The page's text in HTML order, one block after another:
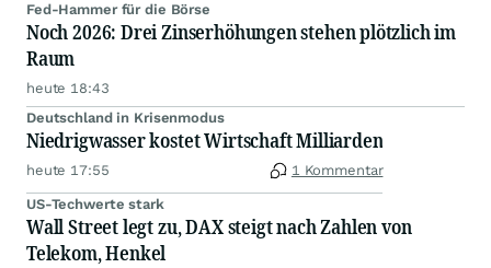
Fed-Hammer für die Börse
Noch 2026: Drei Zinserhöhungen stehen plötzlich im
Raum
heute 18:43
Deutschland in Krisenmodus
Niedrigwasser kostet Wirtschaft Milliarden
heute 17:55 1 Kommentar
US-Techwerte stark
Wall Street legt zu, DAX steigt nach Zahlen von
Telekom, Henkel